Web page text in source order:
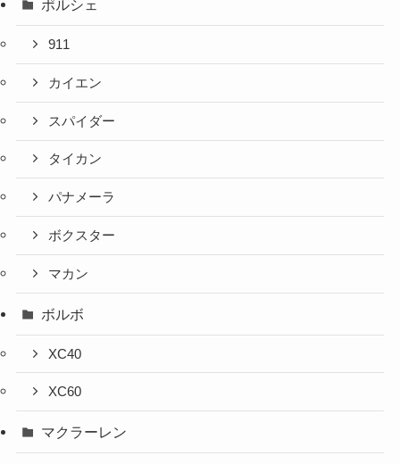
ポルシェ
911
カイエン
スパイダー
タイカン
パナメーラ
ボクスター
マカン
ボルボ
XC40
XC60
マクラーレン